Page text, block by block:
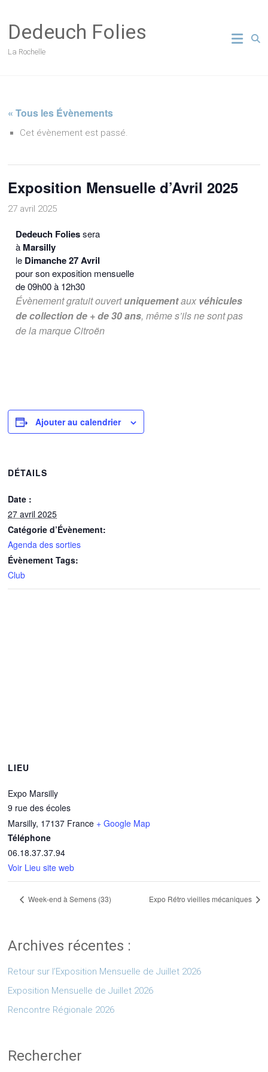
content
Dedeuch Folies
La Rochelle
« Tous les Évènements
Cet évènement est passé.
Exposition Mensuelle d’Avril 2025
27 avril 2025
Dedeuch Foliessera
à Marsilly
le Dimanche 27 Avril
pour son exposition mensuelle
de 09h00 à 12h30
Évènement gratuit ouvertuniquementaux véhicules
de collection de + de 30 ans,même s’ils ne sont pas
de la marque Citroën
Ajouter au calendrier
DÉTAILS
Date :
27 avril 2025
Catégorie d’Évènement:
Agenda des sorties
Évènement Tags:
Club
LIEU
Expo Marsilly
9 rue des écoles
Marsilly, 17137 France + Google Map
Téléphone
06.18.37.37.94
Voir Lieu site web
Week-end à Semens (33) Expo Rétro vieilles mécaniques
Archives récentes :
Retour sur l’Exposition Mensuelle de Juillet 2026
Exposition Mensuelle de Juillet 2026
Rencontre Régionale 2026
Rechercher